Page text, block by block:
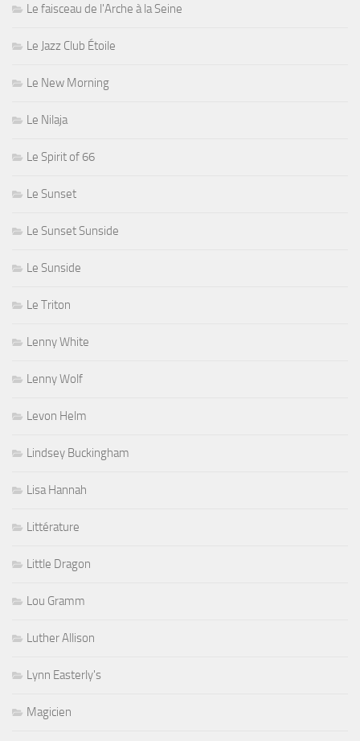
Le faisceau de l'Arche à la Seine
Le Jazz Club Étoile
Le New Morning
Le Nilaja
Le Spirit of 66
Le Sunset
Le Sunset Sunside
Le Sunside
Le Triton
Lenny White
Lenny Wolf
Levon Helm
Lindsey Buckingham
Lisa Hannah
Littérature
Little Dragon
Lou Gramm
Luther Allison
Lynn Easterly's
Magicien